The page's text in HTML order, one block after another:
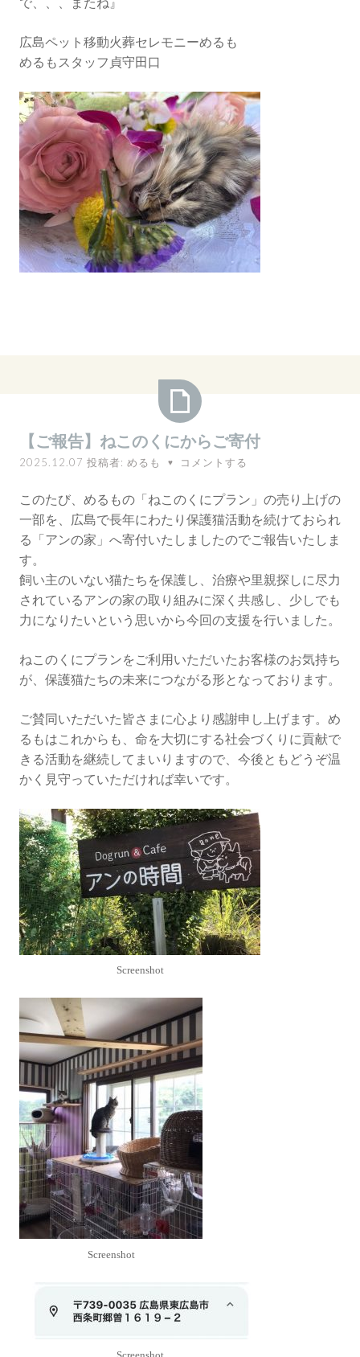
広島ペット移動火葬セレモニーめるも
めるもスタッフ貞守田口
【ご
報
ね
こ
の
に
か
ら
寄
付
【ご報告】ねこのくにからご寄付
2025.12.07 投稿者: めるも ♥ コメントする
このたび、めるもの「ねこのくにプラン」の売り上げの
一部を、広島で長年にわたり保護猫活動を続けておられ
る「アンの家」へ寄付いたしましたのでご報告いたしま
す。
飼い主のいない猫たちを保護し、治療や里親探しに尽力
されているアンの家の取り組みに深く共感し、少しでも
力になりたいという思いから今回の支援を行いました。
ねこのくにプランをご利用いただいたお客様のお気持ち
が、保護猫たちの未来につながる形となっております。
ご賛同いただいた皆さまに心より感謝申し上げます。め
るもはこれからも、命を大切にする社会づくりに貢献で
きる活動を継続してまいりますので、今後ともどうぞ温
かく見守っていただければ幸いです。
Screenshot
Screenshot